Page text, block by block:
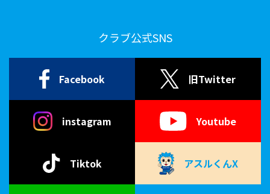
クラブ公式SNS
Facebook 旧Twitter
instagram Youtube
Tiktok アスルくんX